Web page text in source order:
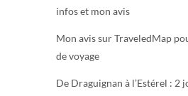
infos et mon avis
Mon avis sur TraveledMap
de voyage
De Draguignan à l’Estérel : 2